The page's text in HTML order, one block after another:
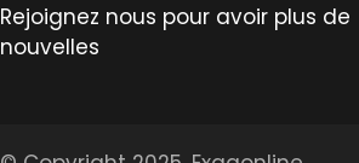
Rejoignez nous pour avoir plus de
nouvelles